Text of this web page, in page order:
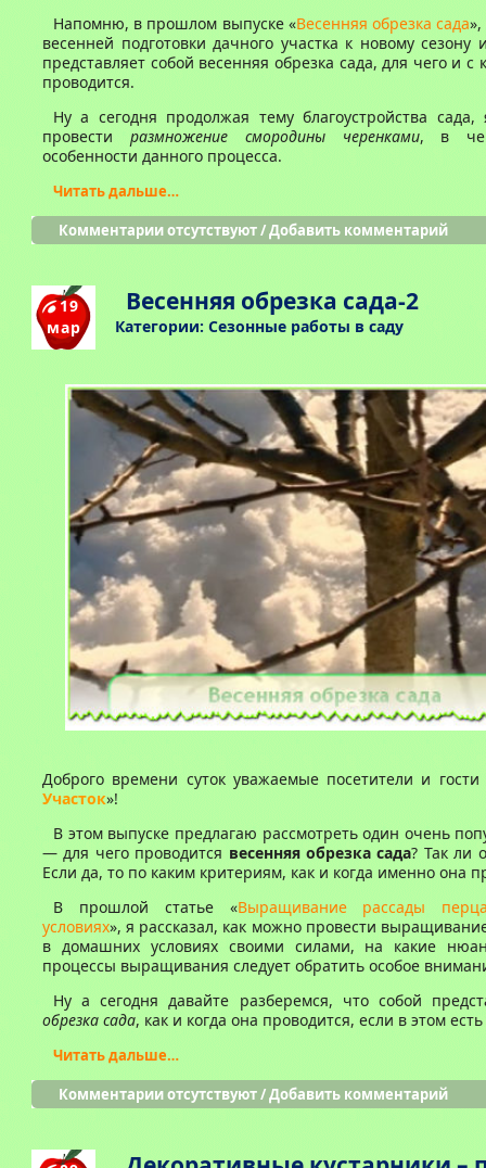
Напомню, в прошлом выпуске «Весенняя обрезка сада
весенней подготовки дачного участка к новому сезону
представляет собой весенняя обрезка сада, для чего и с
проводится.
Ну а сегодня продолжая тему благоустройства сада,
провести размножение смородины черенками, в
особенности данного процесса.
Читать дальше…
Комментарии отсутствуют/Добавить комментарий
19
мар
Весенняя обрезка сада-2
Категории: Сезонные работы в саду
Доброго времени суток уважаемые посетители и гости
Участок»!
В этом выпуске предлагаю рассмотреть один очень
— для чего проводится весенняя обрезка сада? Так ли
Если да, то по каким критериям, как и когда именно она
В прошлой статье «Выращивание рассады
условиях», я рассказал, как можно провести
в домашних условиях своими силами, на какие
процессы выращивания следует обратить особое
Ну а сегодня давайте разберемся, что собой
обрезка сада, как и когда она проводится, если в этом
Читать дальше…
Комментарии отсутствуют/Добавить комментарий